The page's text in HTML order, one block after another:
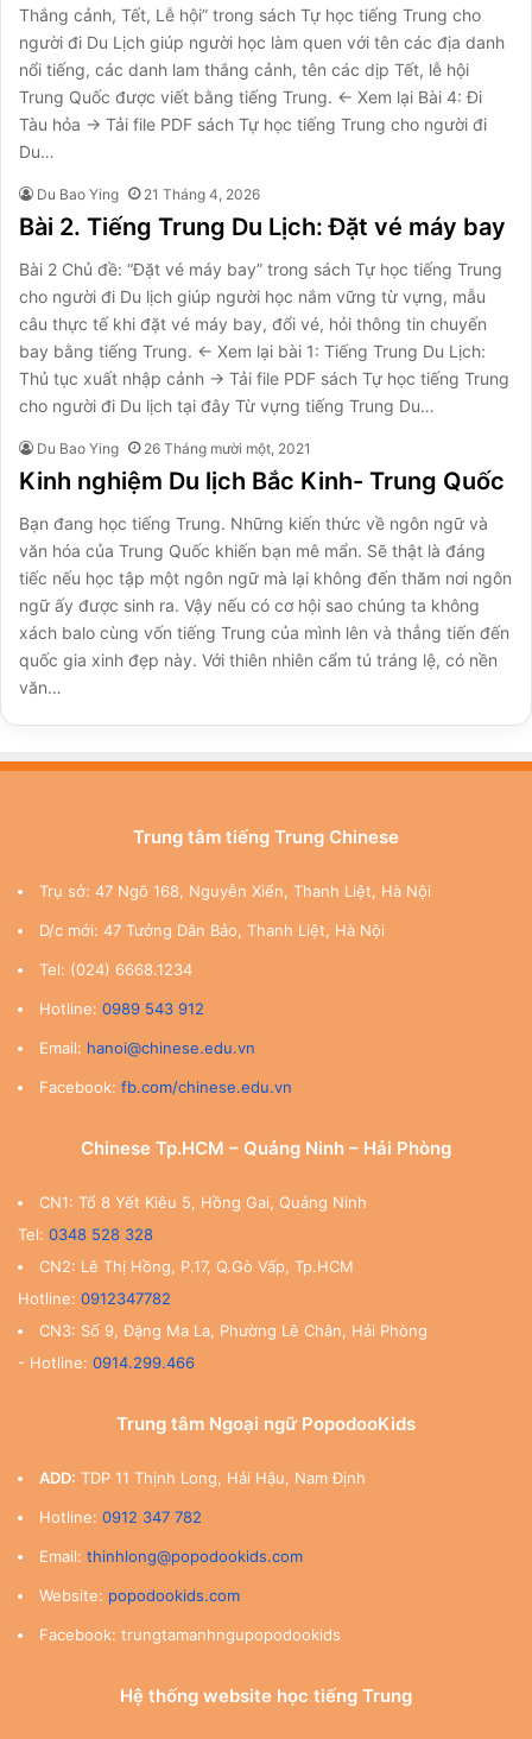
Thắng cảnh, Tết, Lễ hội” trong sách Tự học tiếng Trung cho
người đi Du Lịch giúp người học làm quen với tên các địa danh
nổi tiếng, các danh lam thắng cảnh, tên các dịp Tết, lễ hội
Trung Quốc được viết bằng tiếng Trung. ← Xem lại Bài 4: Đi
Tàu hỏa → Tải file PDF sách Tự học tiếng Trung cho người đi
Du…
Du Bao Ying 21 Tháng 4, 2026
Bài 2. Tiếng Trung Du Lịch: Đặt vé máy bay
Bài 2 Chủ đề: “Đặt vé máy bay” trong sách Tự học tiếng Trung
cho người đi Du lịch giúp người học nắm vững từ vựng, mẫu
câu thực tế khi đặt vé máy bay, đổi vé, hỏi thông tin chuyến
bay bằng tiếng Trung. ← Xem lại bài 1: Tiếng Trung Du Lịch:
Thủ tục xuất nhập cảnh → Tải file PDF sách Tự học tiếng Trung
cho người đi Du lịch tại đây Từ vựng tiếng Trung Du…
Du Bao Ying 26 Tháng mười một, 2021
Kinh nghiệm Du lịch Bắc Kinh- Trung Quốc
Bạn đang học tiếng Trung. Những kiến thức về ngôn ngữ và
văn hóa của Trung Quốc khiến bạn mê mẩn. Sẽ thật là đáng
tiếc nếu học tập một ngôn ngữ mà lại không đến thăm nơi ngôn
ngữ ấy được sinh ra. Vậy nếu có cơ hội sao chúng ta không
xách balo cùng vốn tiếng Trung của mình lên và thẳng tiến đến
quốc gia xinh đẹp này. Với thiên nhiên cẩm tú tráng lệ, có nền
văn…
Trung tâm tiếng Trung Chinese
Trụ sở: 47 Ngõ 168, Nguyễn Xiển, Thanh Liệt, Hà Nội
D/c mới: 47 Tưởng Dân Bảo, Thanh Liệt, Hà Nội
Tel: (024) 6668.1234
Hotline: 0989 543 912
Email: hanoi@chinese.edu.vn
Facebook: fb.com/chinese.edu.vn
Chinese Tp.HCM – Quảng Ninh – Hải Phòng
CN1: Tổ 8 Yết Kiêu 5, Hồng Gai, Quảng Ninh
Tel: 0348 528 328
CN2: Lê Thị Hồng, P.17, Q.Gò Vấp, Tp.HCM
Hotline: 0912347782
CN3: Số 9, Đặng Ma La, Phường Lê Chân, Hải Phòng
- Hotline: 0914.299.466
Trung tâm Ngoại ngữ PopodooKids
ADD: TDP 11 Thịnh Long, Hải Hậu, Nam Định
Hotline: 0912 347 782
Email: thinhlong@popodookids.com
Website: popodookids.com
Facebook: trungtamanhngupopodookids
Hệ thống website học tiếng Trung